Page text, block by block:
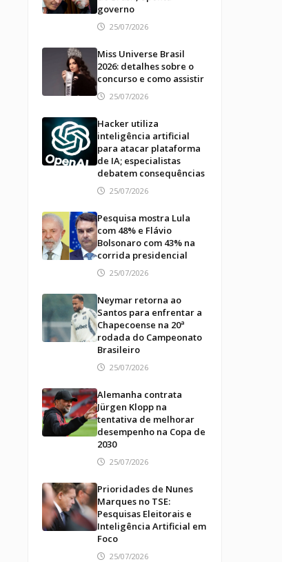
governo
25/07/2026
Miss Universe Brasil
2026: detalhes sobre o
concurso e como assistir
25/07/2026
Hacker utiliza
inteligência artificial
para atacar plataforma
de IA; especialistas
debatem consequências
25/07/2026
Pesquisa mostra Lula
com 48% e Flávio
Bolsonaro com 43% na
corrida presidencial
25/07/2026
Neymar retorna ao
Santos para enfrentar a
Chapecoense na 20ª
rodada do Campeonato
Brasileiro
25/07/2026
Alemanha contrata
Jürgen Klopp na
tentativa de melhorar
desempenho na Copa de
2030
25/07/2026
Prioridades de Nunes
Marques no TSE:
Pesquisas Eleitorais e
Inteligência Artificial em
Foco
25/07/2026